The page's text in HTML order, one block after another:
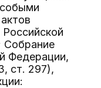
Собрание
Федерации,
ст. 297),